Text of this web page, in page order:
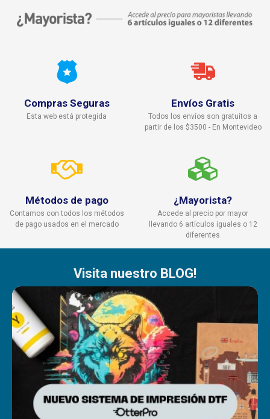
Compras Seguras
Esta web está protegida
Envíos Gratis
Todos los envíos son gratuitos a
partir de los $3500 - En Montevideo
Métodos de pago
Contamos con todos los métodos
de pago usados en el mercado
¿Mayorista?
Accede al precio por mayor
llevando 6 artículos iguales o 12
diferentes
Visita nuestro BLOG!